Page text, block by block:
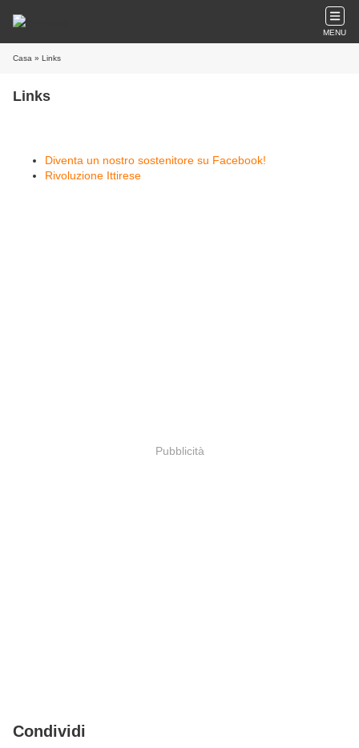
MENU
Casa » Links
Links
Diventa un nostro sostenitore su Facebook!
Rivoluzione Ittirese
Pubblicità
Condividi